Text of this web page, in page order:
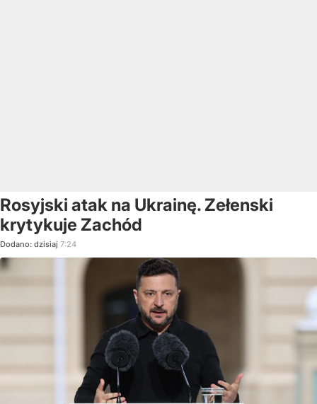
Rosyjski atak na Ukrainę. Zełenski
krytykuje Zachód
Dodano: dzisiaj 7:24